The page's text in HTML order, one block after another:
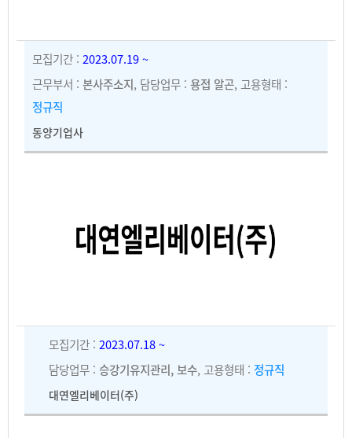
모집기간 : 2023.07.19 ~
근무부서 : 본사주소지, 담당업무 : 용접 알곤, 고용형태 :
정규직
동양기업사
모집기간 : 2023.07.18 ~
담당업무 : 승강기유지관리, 보수, 고용형태 : 정규직
대연엘리베이터(주)